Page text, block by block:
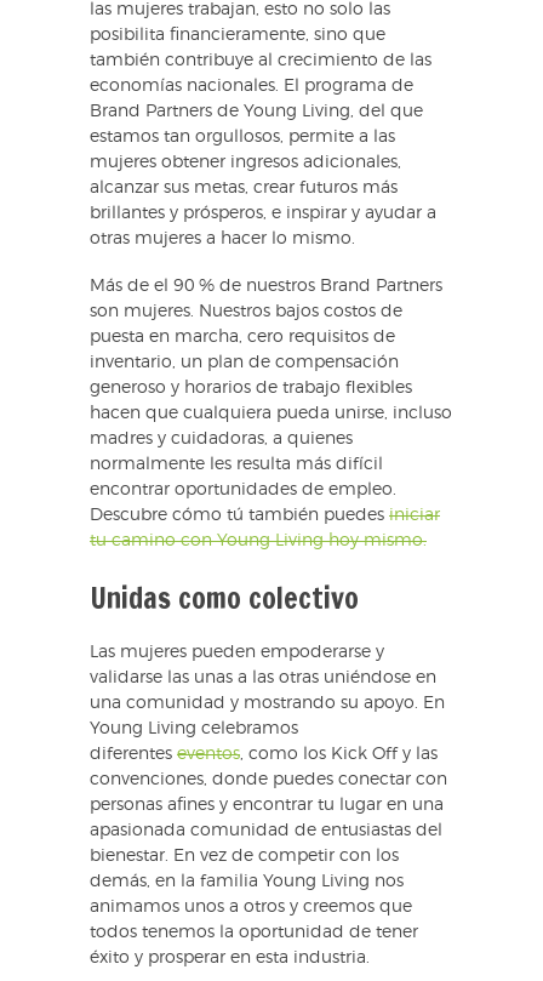
las mujeres trabajan, esto no solo las
posibilita financieramente, sino que
también contribuye al crecimiento de las
economías nacionales. El programa de
Brand Partners de Young Living, del que
estamos tan orgullosos, permite a las
mujeres obtener ingresos adicionales,
alcanzar sus metas, crear futuros más
brillantes y prósperos, e inspirar y ayudar a
otras mujeres a hacer lo mismo.
Más de el 90 % de nuestros Brand Partners
son mujeres. Nuestros bajos costos de
puesta en marcha, cero requisitos de
inventario, un plan de compensación
generoso y horarios de trabajo flexibles
hacen que cualquiera pueda unirse, incluso
madres y cuidadoras, a quienes
normalmente les resulta más difícil
encontrar oportunidades de empleo.
Descubre cómo tú también puedes iniciar
tu camino con Young Living hoy mismo.
Unidas como colectivo
Las mujeres pueden empoderarse y
validarse las unas a las otras uniéndose en
una comunidad y mostrando su apoyo. En
Young Living celebramos
diferentes eventos, como los Kick Off y las
convenciones, donde puedes conectar con
personas afines y encontrar tu lugar en una
apasionada comunidad de entusiastas del
bienestar. En vez de competir con los
demás, en la familia Young Living nos
animamos unos a otros y creemos que
todos tenemos la oportunidad de tener
éxito y prosperar en esta industria.